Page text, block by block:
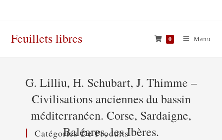
Feuillets libres 0 Menu
G. Lilliu, H. Schubart, J. Thimme –
Civilisations anciennes du bassin
méditerranéen. Corse, Sardaigne,
Baléares, les Ibères.
Catégories De Produits